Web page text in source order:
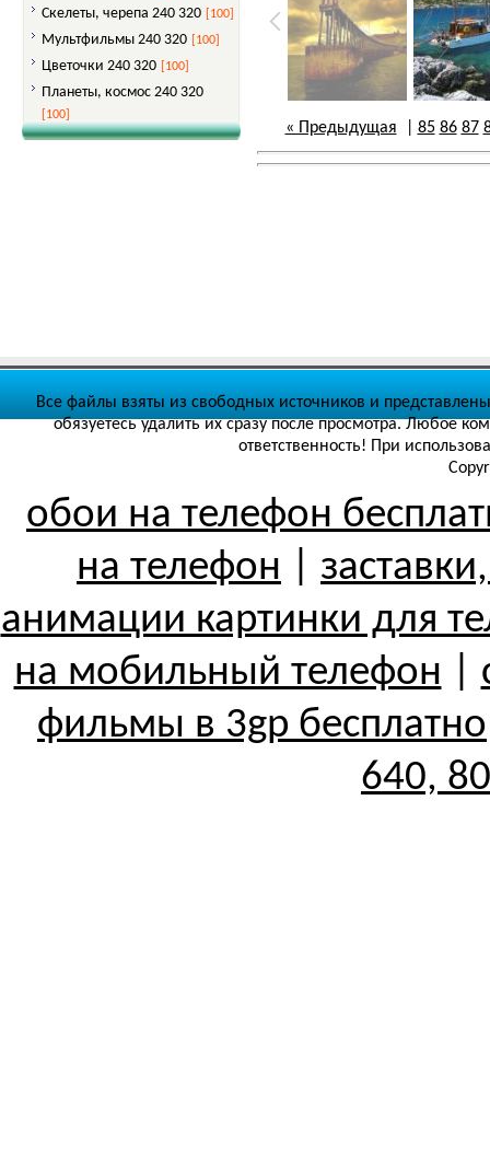
Скелеты, черепа 240 320 [100]
Мультфильмы 240 320 [100]
Цветочки 240 320 [100]
Планеты, космос 240 320
[100]
« Предыдущая 85 86 87
Все файлы взяты из свободных источников и
обязуетесь удалить их сразу после просмотра. Любое
ответственность! При
обои на телефон
на телефон
анимации картинки для
на мобильный телефон
фильмы в 3gp бесплатно
640,